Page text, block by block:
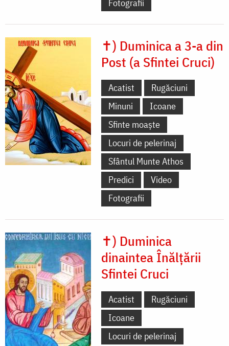
Fotografii
✝) Duminica a 3-a din
Post (a Sfintei Cruci)
Acatist
Rugăciuni
Minuni
Icoane
Sfinte moaște
Locuri de pelerinaj
Sfântul Munte Athos
Predici
Video
Fotografii
✝) Duminica
dinaintea Înălțării
Sfintei Cruci
Acatist
Rugăciuni
Icoane
Locuri de pelerinaj